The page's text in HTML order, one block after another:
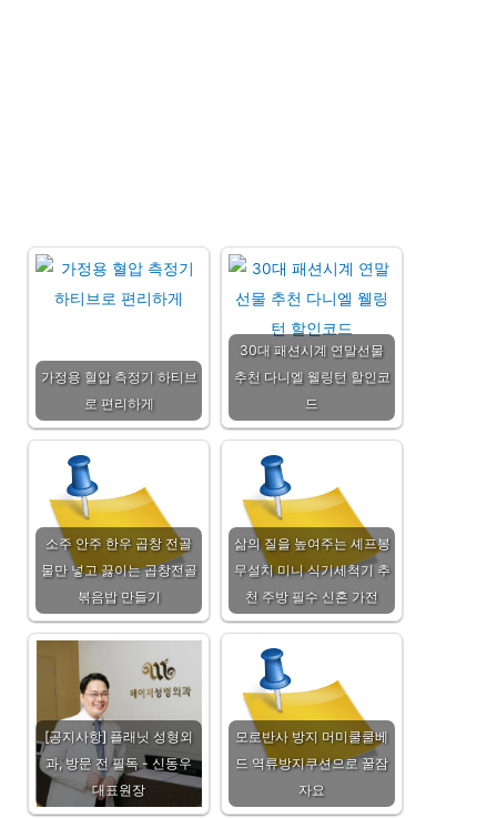
가정용 혈압 측정기 하티브
로 편리하게
30대 패션시계 연말선물
추천 다니엘 웰링턴 할인코
드
소주 안주 한우 곱창 전골
물만 넣고 끓이는 곱창전골
볶음밥 만들기
삶의 질을 높여주는 셰프봉
무설치 미니 식기세척기 추
천 주방 필수 신혼 가전
[공지사항] 플래닛 성형외
과, 방문 전 필독 - 신동우
대표원장
모로반사 방지 머미쿨쿨베
드 역류방지쿠션으로 꿀잠
자요